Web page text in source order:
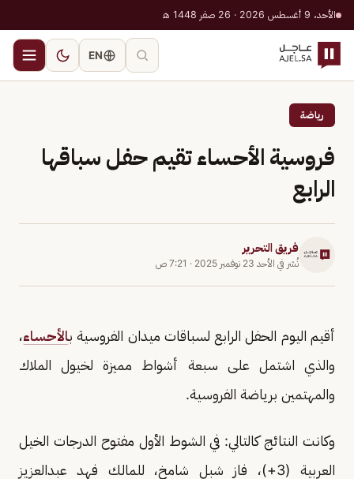
الأحد، 9 أغسطس 2026 · 26 صفر 1448 هـ
EN
رياضة
فروسية الأحساء تقيم حفل سباقها
الرابع
فريق التحرير
نُشر في الأحد 23 نوفمبر 2025 · 7:21 ص
أقيم اليوم الحفل الرابع لسباقات ميدان الفروسية بالأحساء،
والذي اشتمل على سبعة أشواط مميزة لخيول الملاك
والمهتمين برياضة الفروسية.
وكانت النتائج كالتالي: في الشوط الأول مفتوح الدرجات الخيل
العربية (3+)، فاز شبل شامخ، للمالك فهد عبدالعزيز